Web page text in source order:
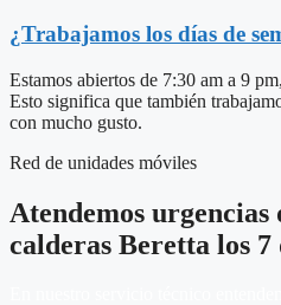
¿Trabajamos los días de
Estamos abiertos de 7:30 am a 9
Esto significa que también
con mucho gusto.
Red de unidades móviles
Atendemos urgencias
calderas Beretta los 7